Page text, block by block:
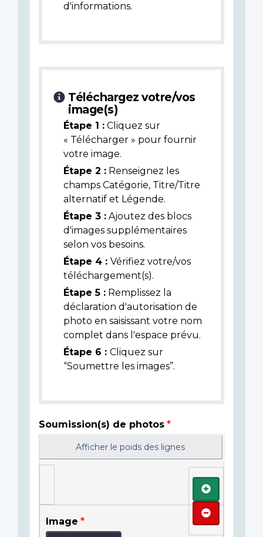
d'informations.
Téléchargez votre/vos
image(s)
Étape 1 : Cliquez sur
« Télécharger » pour fournir
votre image.
Étape 2 : Renseignez les
champs Catégorie, Titre/Titre
alternatif et Légende.
Étape 3 : Ajoutez des blocs
d'images supplémentaires
selon vos besoins.
Étape 4 : Vérifiez votre/vos
téléchargement(s).
Étape 5 : Remplissez la
déclaration d'autorisation de
photo en saisissant votre nom
complet dans l'espace prévu.
Étape 6 : Cliquez sur
“Soumettre les images”.
Soumission(s) de photos
Afficher le poids des lignes
Image
Ajouter
Retirer